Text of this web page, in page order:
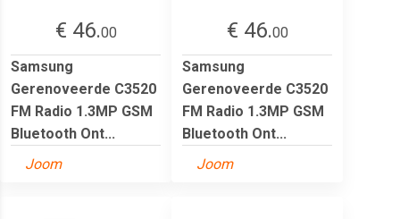
€ 46.00
Samsung
Gerenoveerde C3520
FM Radio 1.3MP GSM
Bluetooth Ont...
Joom
€ 46.00
Samsung
Gerenoveerde C3520
FM Radio 1.3MP GSM
Bluetooth Ont...
Joom